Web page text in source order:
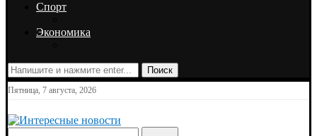
Спорт
Экономика
Поиск
Пятница, 7 августа, 2026